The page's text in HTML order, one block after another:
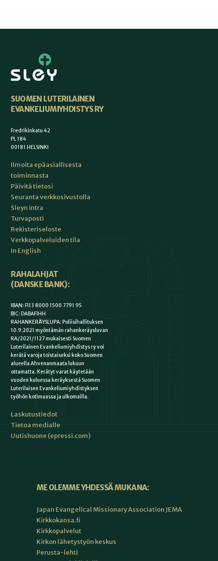
SUOMEN LUTERILAINEN
EVANKELIUMIYHDISTYS RY
Fredrikinkatu 42
PL 184
00181 HELSINKI
Ilmoita epäasiallisesta
toiminnasta
Päivitä tietosi
Seuranta verkkosivustolla
Sleyn intra
Turvaposti
Rekisteriseloste
Verkkopalveluiden tila
In English
RAHALAHJAT
(DANSKE BANK):
IBAN: FI13 8000 1500 7791 95
BIC: DABAFIHH
RAHANKERÄYSLUPA: Poliisihallituksen
10.9.2021 myöntämän rahankeräysluvan
RA/2021/1127 mukaisesti Suomen
Luterilainen Evankeliumiyhdistys ry voi
kerätä varoja toistaiseksi koko Suomen
alueella Ahvenanmaata lukuun
ottamatta. Kerätyt varat käytetään
vuoden kuluessa keräyksestä Suomen
Luterilaisen Evankeliumiyhdistyksen
työhön kotimaassa ja ulkomailla.
Laskutustiedot
Tietoa medialle
Uutishuone (epressi.com)
ME OLEMME YHDESSÄ MUKANA:
Japan Evangelical Missionary Association JEMA
Kirkkokansa.fi
Kirkkopalvelut
Kirkon lähetystyön keskus
Perusta-lehti